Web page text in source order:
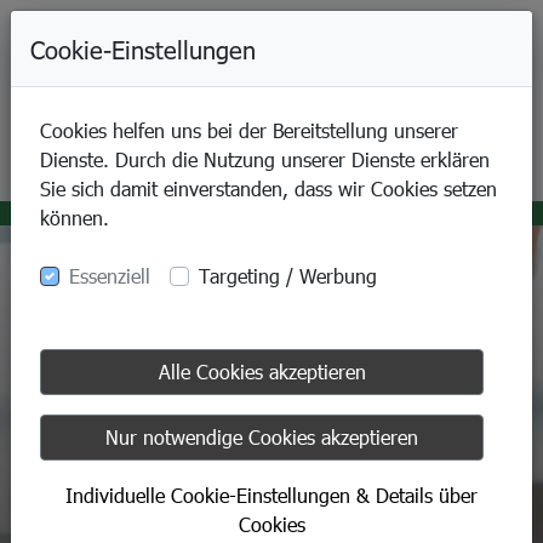
Sensomotorische Einlagen
Cookie-Einstellungen
Cookies helfen uns bei der Bereitstellung unserer
Dienste. Durch die Nutzung unserer Dienste erklären
Sie sich damit einverstanden, dass wir Cookies setzen
können.
Essenziell Targeting / Werbung
Alle Cookies akzeptieren
Nur notwendige Cookies akzeptieren
Individuelle Cookie-Einstellungen & Details über
Cookies